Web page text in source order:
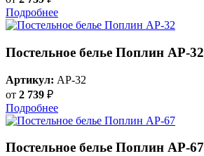
Подробнее
Постельное белье Поплин AP-32
Артикул: AP-32
от 2 739 ₽
Подробнее
Постельное белье Поплин AP-67